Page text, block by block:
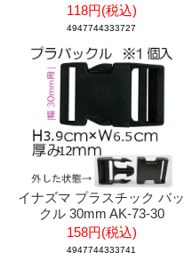
118円(税込)
4947744333727
イナズマ プラスチック バッ
クル 30mm AK-73-30
158円(税込)
4947744333741